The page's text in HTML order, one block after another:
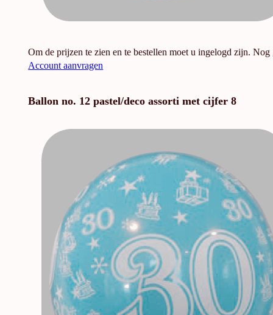
Om de prijzen te zien en te bestellen moet u ingelogd zijn. Nog
Account aanvragen
Ballon no. 12 pastel/deco assorti met cijfer 8